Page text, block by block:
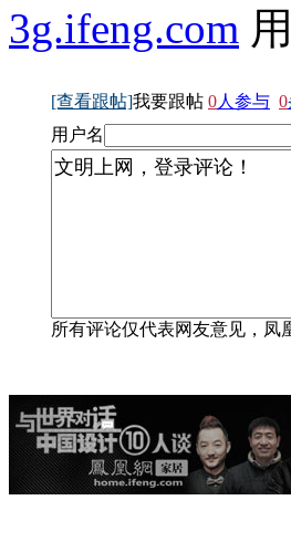
3g.ifeng.com
[查看跟帖]我要跟帖 0人参与 0
用户名
所有评论仅代表网友意见，凤